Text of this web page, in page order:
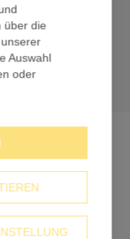
über die
Auswahl
oder
beim